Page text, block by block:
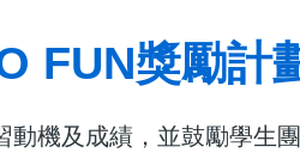
FUN獎勵計
動機及成績，並鼓勵學生